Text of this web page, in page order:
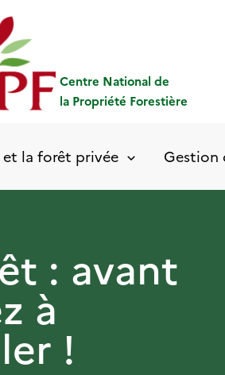
Centre National de
la Propriété Forestière
et la forêt privée Gestion
: avant
à
!